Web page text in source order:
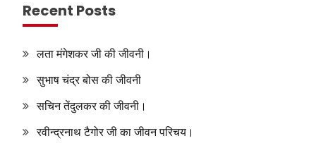
Recent Posts
लता मंगेशकर जी की जीवनी।
सुभाष चंद्र बोस की जीवनी
सचिन तेंदुलकर की जीवनी।
रवीन्द्रनाथ टैगोर जी का जीवन परिचय।